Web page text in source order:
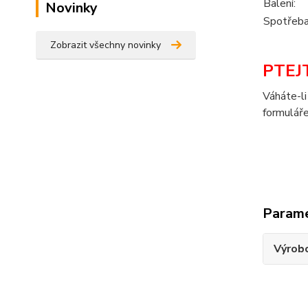
Novinky
Zobrazit všechny novinky
Balení:
Váháte-